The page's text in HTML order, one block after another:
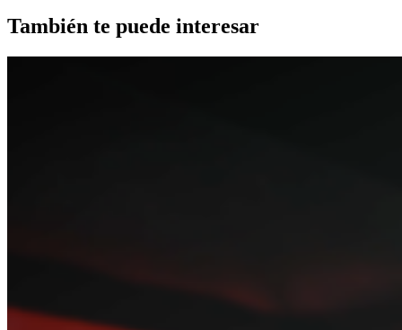
También te puede interesar